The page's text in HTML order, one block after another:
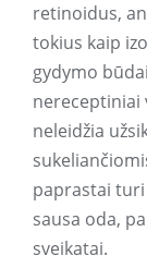
retinoidus,
tokius kaip
gydymo
nereceptiniai
neleidžia
paprastai
sausa oda,
sveikatai.